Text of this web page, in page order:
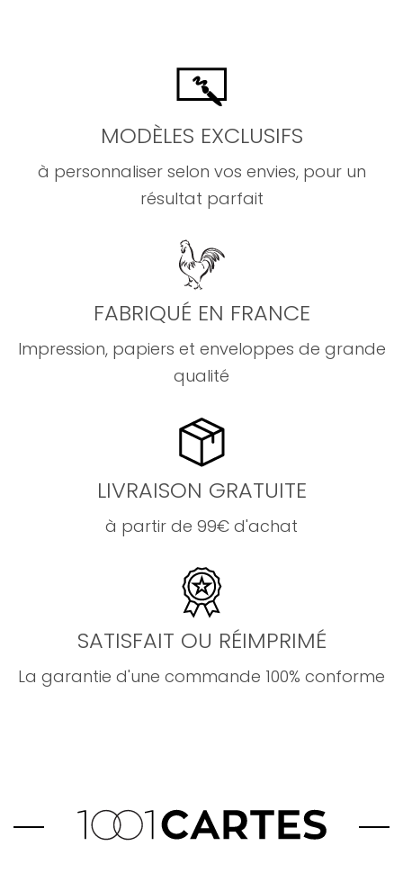
MODÈLES EXCLUSIFS
à personnaliser selon vos envies, pour un
résultat parfait
FABRIQUÉ EN FRANCE
Impression, papiers et enveloppes de grande
qualité
LIVRAISON GRATUITE
à partir de 99€ d'achat
SATISFAIT OU RÉIMPRIMÉ
La garantie d'une commande 100% conforme